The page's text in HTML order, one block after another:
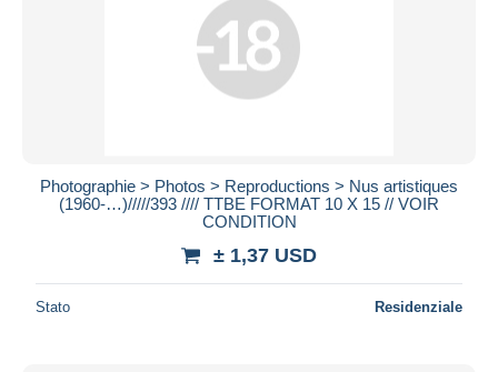
Photographie > Photos > Reproductions > Nus artistiques
(1960-…)/////393 //// TTBE FORMAT 10 X 15 // VOIR
CONDITION
± 1,37 USD
Stato Residenziale